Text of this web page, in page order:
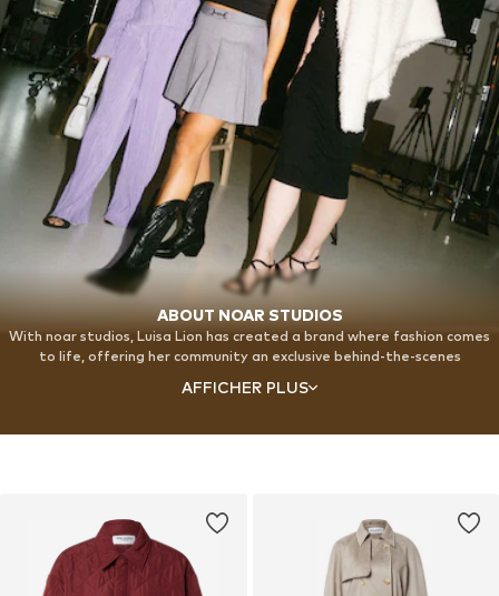
ABOUT NOAR STUDIOS
With noar studios, Luisa Lion has created a brand where fashion comes
to life, offering her community an exclusive behind-the-scenes
campaign shoot, Luisa is committed to actively involving her audience
for spirituality and manifestation is woven into the brand, reflected in
AFFICHER PLUS